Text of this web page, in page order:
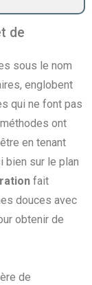
de
sous le nom
englobent
qui ne font pas
ont
en tenant
bien sur le plan
fait
douces avec
obtenir de
de